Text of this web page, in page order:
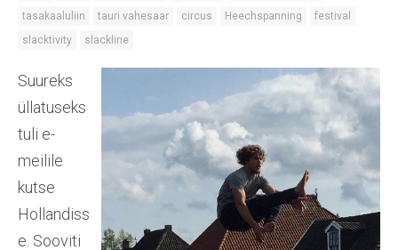
tasakaaluliin
tauri vahesaar circus Heechspanning
festival
slacktivity
slackline
Suureks
üllatuseks
tuli e-
meilile
kutse
Hollandiss
e. Sooviti